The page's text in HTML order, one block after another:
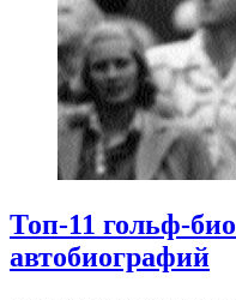
Топ-11 гольф-
автобиографий